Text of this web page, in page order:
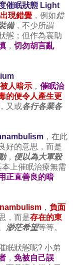
催眠狀態 Light
現錯覺 ，例如錯
備，不少所謂
態；但作為襄助
， 切勿胡言亂
人暗示 ， 催眠治
的便令人產生更
又或各行各業各
，在此
好的意思，而是
， 便以為大軍殺
本上催眠治療無需
正直善良的暗
， 負面
，而是存在的東
渺茫希望等等。
眠狀態呢? 小弟
， 免被自己誤